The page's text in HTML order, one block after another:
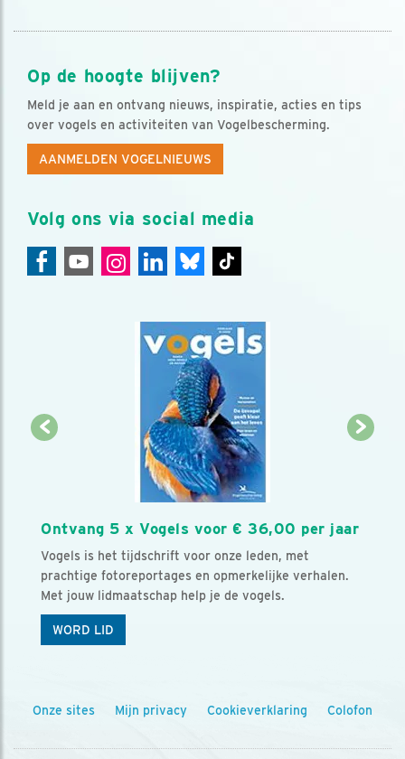
Op de hoogte blijven?
Meld je aan en ontvang nieuws, inspiratie, acties en tips
over vogels en activiteiten van Vogelbescherming.
AANMELDEN VOGELNIEUWS
Volg ons via social media
Ontvang 5 x Vogels voor € 36,00 per jaar
Vogels is het tijdschrift voor onze leden, met
prachtige fotoreportages en opmerkelijke verhalen.
Met jouw lidmaatschap help je de vogels.
WORD LID
Onze sites Mijn privacy Cookieverklaring Colofon